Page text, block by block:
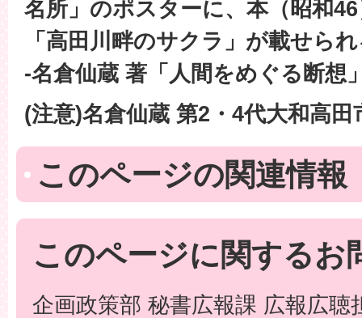
名所」のポスターに、本（昭和
「高田川畔のサクラ」が載せら
-名倉仙蔵 著「人間をめぐる断想
(注意)名倉仙蔵 第2・4代大和高田
このページの関連情報
このページに関するお
企画政策部 秘書広報課 広報広聴